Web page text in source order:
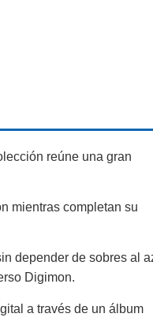
reúne una gran
mientras completan su
depender de sobres al
Digimon.
a través de un álbum